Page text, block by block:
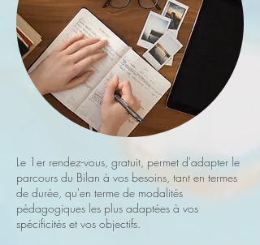
Le 1er rendez-vous, gratuit, permet d'adapter le
parcours du Bilan à vos besoins, tant en termes
de durée, qu'en terme de modalités
pédagogiques les plus adaptées à vos
spécificités et vos objectifs.